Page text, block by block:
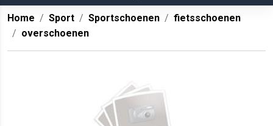
Home Sport Sportschoenen
fietsschoenen
overschoenen